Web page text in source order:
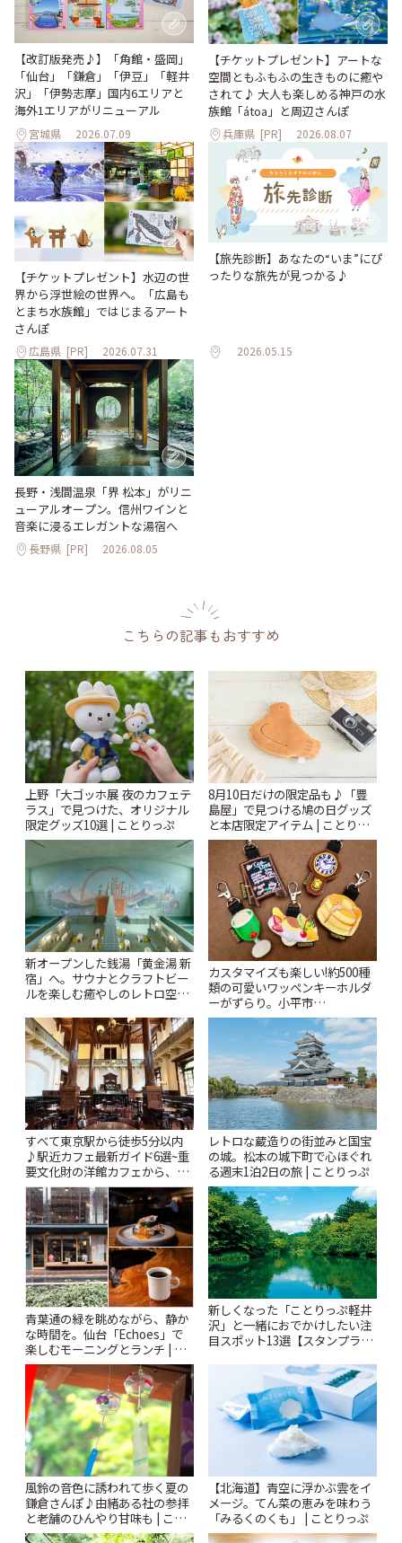
【改訂版発売♪】「角館・盛岡」
「仙台」「鎌倉」「伊豆」「軽井
沢」「伊勢志摩」国内6エリアと
海外1エリアがリニューアル
宮城県 2026.07.09
【チケットプレゼント】アートな
空間ともふもふの生きものに癒や
されて♪ 大人も楽しめる神戸の水
族館「átoa」と周辺さんぽ
兵庫県 [PR] 2026.08.07
【チケットプレゼント】水辺の世
界から浮世絵の世界へ。「広島も
とまち水族館」ではじまるアート
さんぽ
広島県 [PR] 2026.07.31
【旅先診断】あなたの“いま”にぴ
ったりな旅先が見つかる♪
2026.05.15
長野・浅間温泉「界 松本」がリニ
ューアルオープン。信州ワインと
音楽に浸るエレガントな湯宿へ
長野県 [PR] 2026.08.05
こちらの記事もおすすめ
上野「大ゴッホ展 夜のカフェテ
ラス」で見つけた、オリジナル
限定グッズ10選 | ことりっぷ
8月10日だけの限定品も♪「豊
島屋」で見つける鳩の日グッズ
と本店限定アイテム | ことりっ
ぷ
新オープンした銭湯「黄金湯 新
宿」へ。サウナとクラフトビー
ルを楽しむ癒やしのレトロ空間
カスタマイズも楽しい!約500種
類の可愛いワッペンキーホルダ
ーがずらり。小平市
「Kimamaya T&K」 | ことりっ
すべて東京駅から徒歩5分以内
♪駅近カフェ最新ガイド6選~重
要文化財の洋館カフェから、改
札すぐのレトロ喫茶まで~ | こと
りっぷ
レトロな蔵造りの街並みと国宝
の城。松本の城下町で心ほぐれ
る週末1泊2日の旅 | ことりっぷ
青葉通の緑を眺めながら、静か
な時間を。仙台「Echoes」で
楽しむモーニングとランチ | こ
とりっぷ
新しくなった「ことりっぷ軽井
沢」と一緒におでかけしたい注
目スポット13選【スタンプラリ
風鈴の音色に誘われて歩く夏の
鎌倉さんぽ♪由緒ある社の参拝
と老舗のひんやり甘味も | こと
りっぷ
【北海道】青空に浮かぶ雲をイ
メージ。てん菜の恵みを味わう
「みるくのくも」 | ことりっぷ